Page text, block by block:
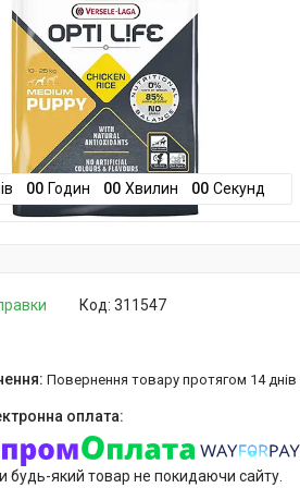
00 Годин 00 Хвилин 00 Секунд
Код: 311547
повернення товару протягом 14 днів
будь-який товар не покидаючи сайту.